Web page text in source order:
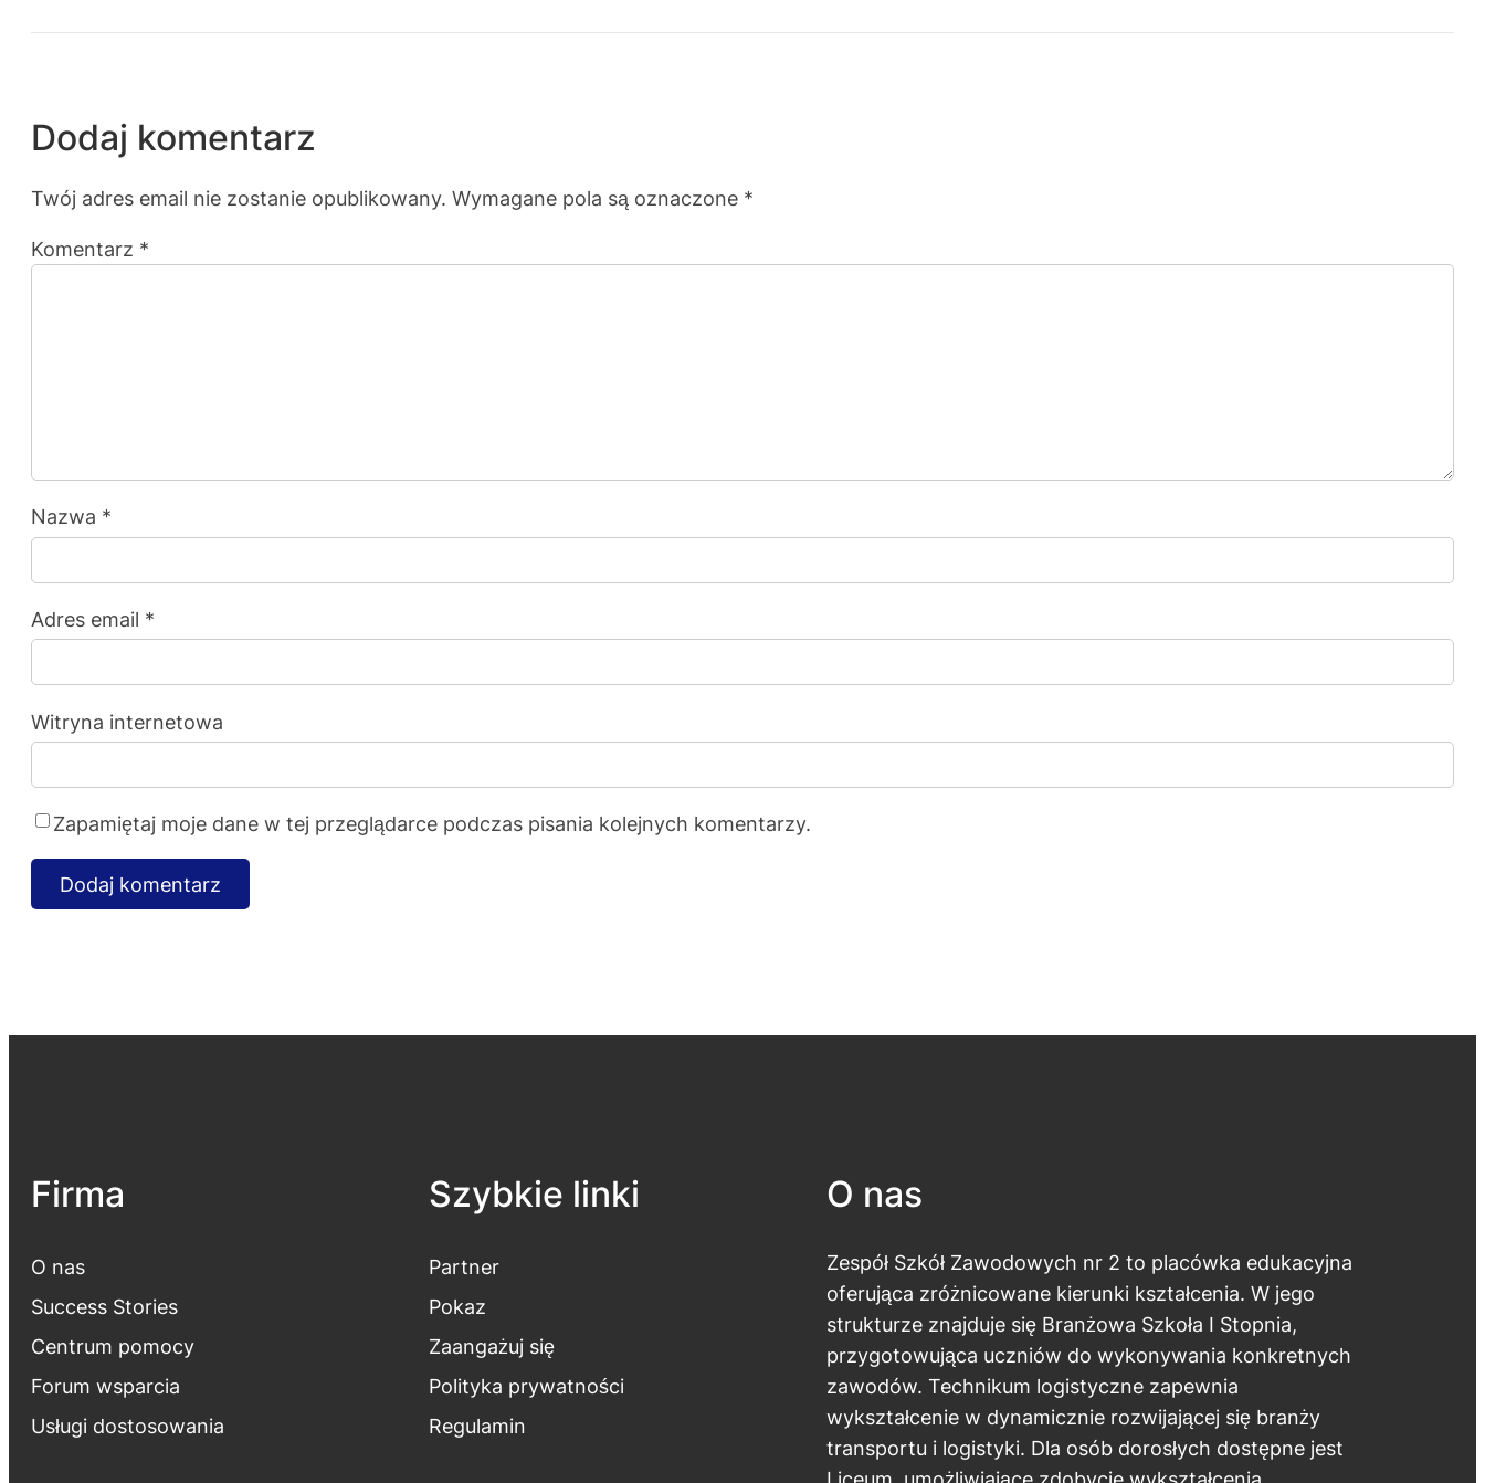
Dodaj komentarz
Twój adres email nie zostanie opublikowany. Wymagane pola są oznaczone *
Komentarz *
Nazwa *
Adres email *
Witryna internetowa
Zapamiętaj moje dane w tej przeglądarce podczas pisania kolejnych komentarzy.
Firma
O nas
Success Stories
Centrum pomocy
Forum wsparcia
Usługi dostosowania
Szybkie linki
Partner
Pokaz
Zaangażuj się
Polityka prywatności
Regulamin
O nas
Zespół Szkół Zawodowych nr 2 to placówka edukacyjna
oferująca zróżnicowane kierunki kształcenia. W jego
strukturze znajduje się Branżowa Szkoła I Stopnia,
przygotowująca uczniów do wykonywania konkretnych
zawodów. Technikum logistyczne zapewnia
wykształcenie w dynamicznie rozwijającej się branży
transportu i logistyki. Dla osób dorosłych dostępne jest
Liceum, umożliwiające zdobycie wykształcenia